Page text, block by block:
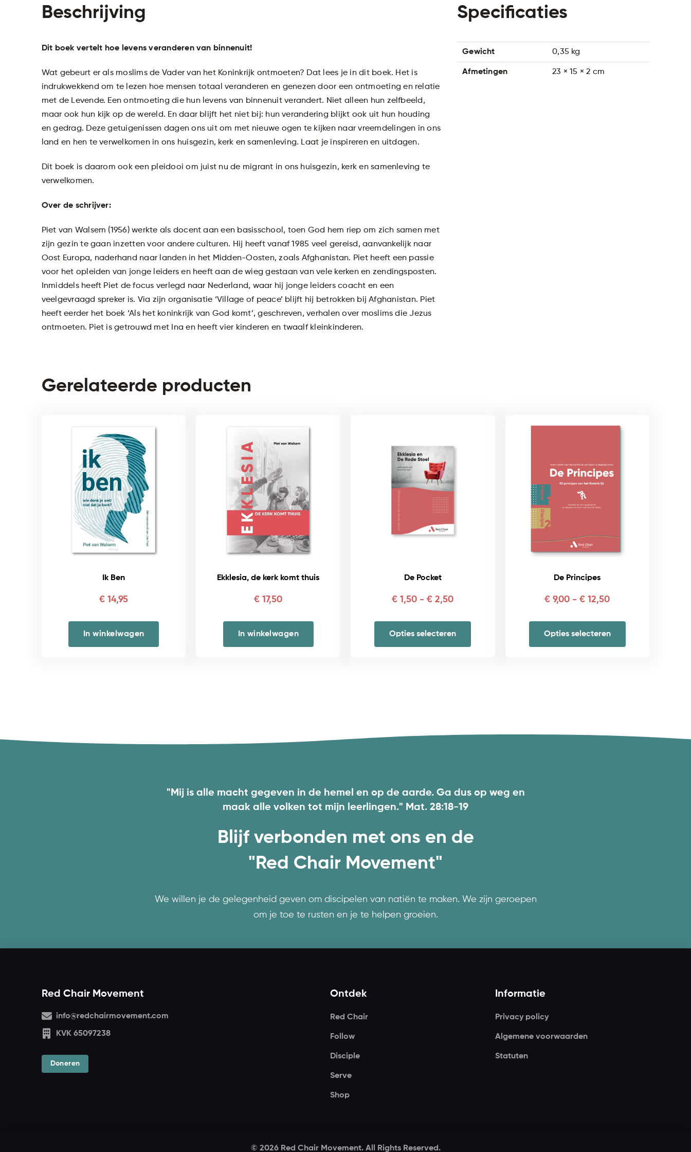
Beschrijving
Dit boek vertelt hoe levens veranderen van binnenuit!
Wat gebeurt er als moslims de Vader van het Koninkrijk ontmoeten? Dat lees je in dit boek. Het is
indrukwekkend om te lezen hoe mensen totaal veranderen en genezen door een ontmoeting en relatie
met de Levende. Een ontmoeting die hun levens van binnenuit verandert. Niet alleen hun zelfbeeld,
maar ook hun kijk op de wereld. En daar blijft het niet bij: hun verandering blijkt ook uit hun houding
en gedrag. Deze getuigenissen dagen ons uit om met nieuwe ogen te kijken naar vreemdelingen in ons
land en hen te verwelkomen in ons huisgezin, kerk en samenleving. Laat je inspireren en uitdagen.
Dit boek is daarom ook een pleidooi om juist nu de migrant in ons huisgezin, kerk en samenleving te
verwelkomen.
Over de schrijver:
Piet van Walsem (1956) werkte als docent aan een basisschool, toen God hem riep om zich samen met
zijn gezin te gaan inzetten voor andere culturen. Hij heeft vanaf 1985 veel gereisd, aanvankelijk naar
Oost Europa, naderhand naar landen in het Midden-Oosten, zoals Afghanistan. Piet heeft een passie
voor het opleiden van jonge leiders en heeft aan de wieg gestaan van vele kerken en zendingsposten.
Inmiddels heeft Piet de focus verlegd naar Nederland, waar hij jonge leiders coacht en een
veelgevraagd spreker is. Via zijn organisatie ‘Village of peace’ blijft hij betrokken bij Afghanistan. Piet
heeft eerder het boek ‘Als het koninkrijk van God komt’, geschreven, verhalen over moslims die Jezus
ontmoeten. Piet is getrouwd met Ina en heeft vier kinderen en twaalf kleinkinderen.
Specificaties
Gewicht 0,35 kg
Afmetingen 23 × 15 × 2 cm
Gerelateerde producten
Ik Ben
€14,95
In winkelwagen
Ekklesia, de kerk komt thuis
€ 17,50
In winkelwagen
De Pocket
€ 1,50 - € 2,50Prijsklasse:
tot
€ 2,50
Opties selecteren
De Principes
€ 9,00 - € 12,50Prijsklasse:
tot
€ 12,50
Opties selecteren
"Mij is alle macht gegeven in de hemel en op de aarde. Ga dus op weg en
maak alle volken tot mijn leerlingen." Mat. 28:18-19
Blijf verbonden met ons en de
"Red Chair Movement"​
We willen je de gelegenheid geven om discipelen van natiën te maken. We zijn geroepen
om je toe te rusten en je te helpen groeien.
Red Chair Movement
info@redchairmovement.com
KVK 65097238
Doneren
Ontdek
Red Chair
Follow
Disciple
Serve
Shop
Informatie
Privacy policy
Algemene voorwaarden
Statuten
© 2026 Red Chair Movement. All Rights Reserved.